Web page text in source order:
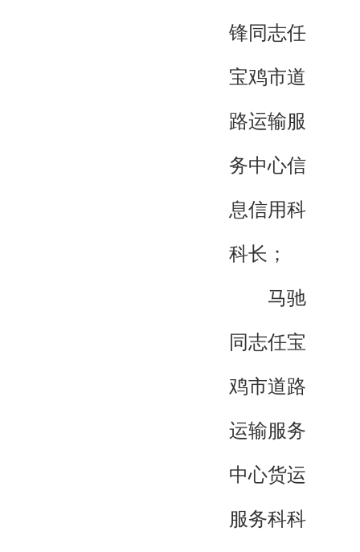
锋同志任
宝鸡市道
路运输服
务中心信
息信用科
科长；
马驰
同志任宝
鸡市道路
运输服务
中心货运
服务科科